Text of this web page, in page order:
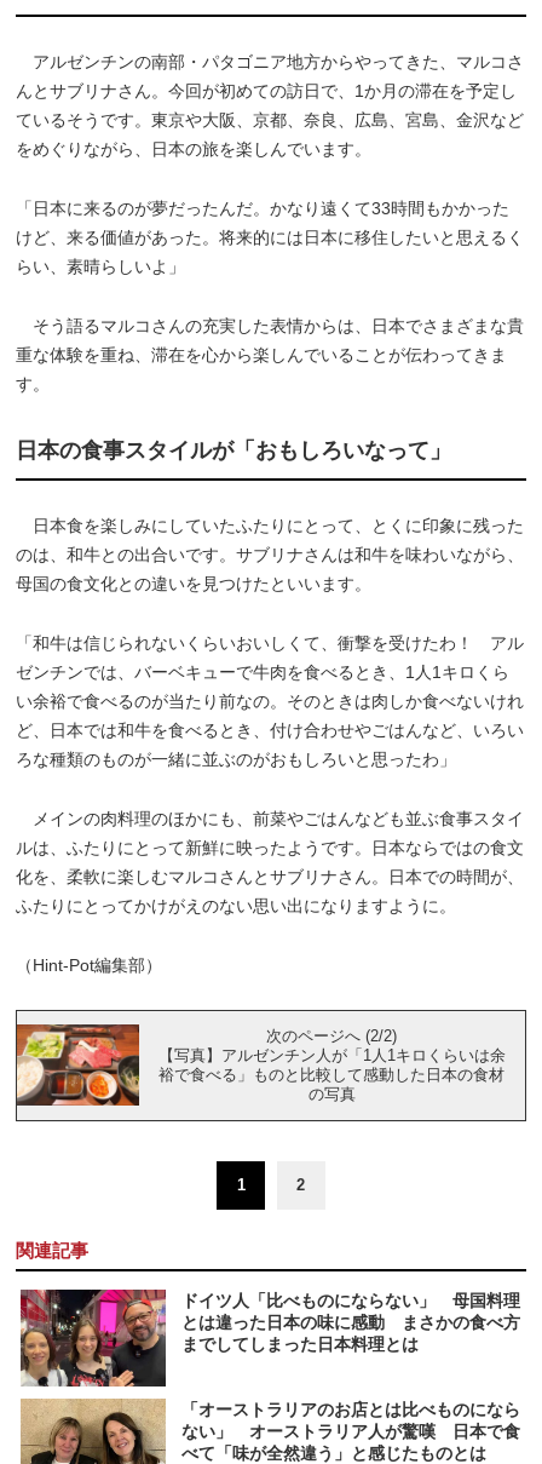
アルゼンチンの南部・パタゴニア地方からやってきた、マルコさ
んとサブリナさん。今回が初めての訪日で、1か月の滞在を予定し
ているそうです。東京や大阪、京都、奈良、広島、宮島、金沢など
をめぐりながら、日本の旅を楽しんでいます。
「日本に来るのが夢だったんだ。かなり遠くて33時間もかかった
けど、来る価値があった。将来的には日本に移住したいと思えるく
らい、素晴らしいよ」
そう語るマルコさんの充実した表情からは、日本でさまざまな貴
重な体験を重ね、滞在を心から楽しんでいることが伝わってきま
す。
日本の食事スタイルが「おもしろいなって」
日本食を楽しみにしていたふたりにとって、とくに印象に残った
のは、和牛との出合いです。サブリナさんは和牛を味わいながら、
母国の食文化との違いを見つけたといいます。
「和牛は信じられないくらいおいしくて、衝撃を受けたわ！ アル
ゼンチンでは、バーベキューで牛肉を食べるとき、1人1キロくら
い余裕で食べるのが当たり前なの。そのときは肉しか食べないけれ
ど、日本では和牛を食べるとき、付け合わせやごはんなど、いろい
ろな種類のものが一緒に並ぶのがおもしろいと思ったわ」
メインの肉料理のほかにも、前菜やごはんなども並ぶ食事スタイ
ルは、ふたりにとって新鮮に映ったようです。日本ならではの食文
化を、柔軟に楽しむマルコさんとサブリナさん。日本での時間が、
ふたりにとってかけがえのない思い出になりますように。
（Hint-Pot編集部）
次のページへ (2/2)
【写真】アルゼンチン人が「1人1キロくらいは余
裕で食べる」ものと比較して感動した日本の食材
の写真
1 2
関連記事
ドイツ人「比べものにならない」 母国料理
とは違った日本の味に感動 まさかの食べ方
までしてしまった日本料理とは
「オーストラリアのお店とは比べものになら
ない」 オーストラリア人が驚嘆 日本で食
べて「味が全然違う」と感じたものとは